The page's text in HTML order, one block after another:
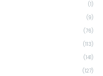
(1)
(9)
(76)
(113)
(141)
(127)